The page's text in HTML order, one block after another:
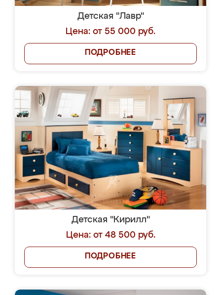
Детская "Лавр"
Цена: от 55 000 руб.
ПОДРОБНЕЕ
Детская "Кирилл"
Цена: от 48 500 руб.
ПОДРОБНЕЕ